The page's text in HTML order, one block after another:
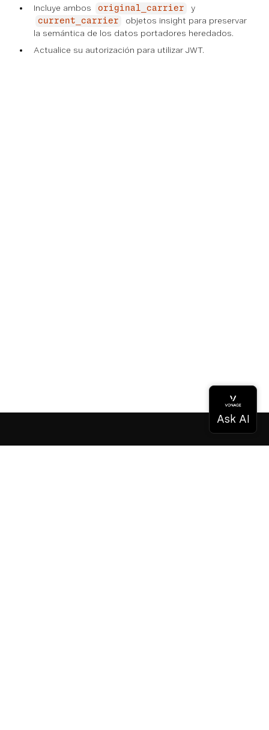
Incluye ambos
original_carrier y
current_carrier
objetos insight para preservar
la semántica de los datos portadores heredados.
Actualice su autorización para utilizar JWT.